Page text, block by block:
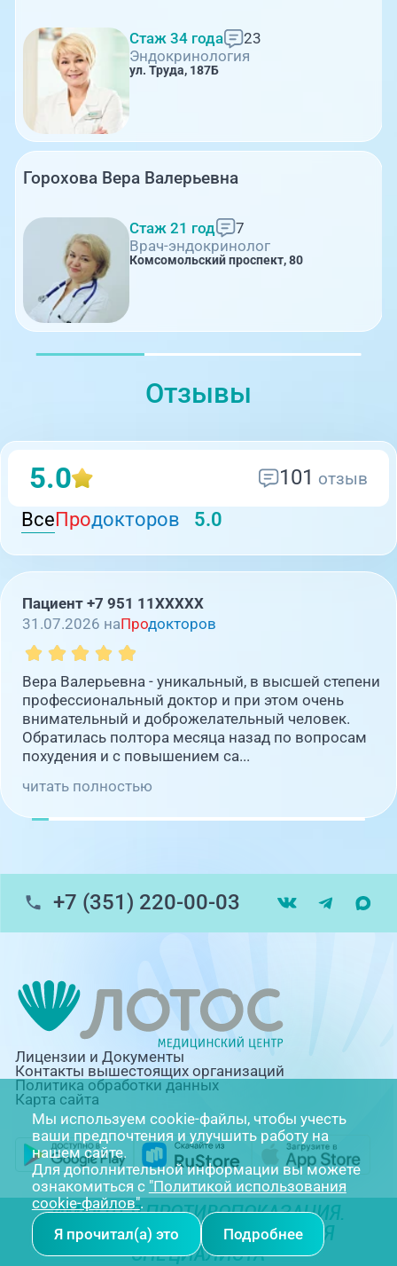
Стаж 34 года
23
Эндокринология
ул. Труда, 187Б
Горохова Вера Валерьевна
Стаж 21 год
7
Врач-эндокринолог
Комсомольский проспект, 80
Отзывы
5.0 101 отзыв
ВсеПродокторов 5.0
Пациент +7 951 11XXXXX
31.07.2026 наПродокторов
Вера Валерьевна - уникальный, в высшей степени
профессиональный доктор и при этом очень
внимательный и доброжелательный человек.
Обратилась полтора месяца назад по вопросам
похудения и с повышением са...
читать полностью
+7 (351) 220-00-03
Лицензии и Документы
Контакты вышестоящих организаций
Политика обработки данных
Карта сайта
ИМЕЮТСЯ ПРОТИВОПОКАЗАНИЯ.
НЕОБХОДИМА КОНСУЛЬТАЦИЯ
СПЕЦИАЛИСТА
Мы используем cookie-файлы, чтобы учесть
ваши предпочтения и улучшить работу на
нашем сайте.
Для дополнительной информации вы можете
ознакомиться с "Политикой использования
cookie-файлов".
Я прочитал(а) это
Подробнее